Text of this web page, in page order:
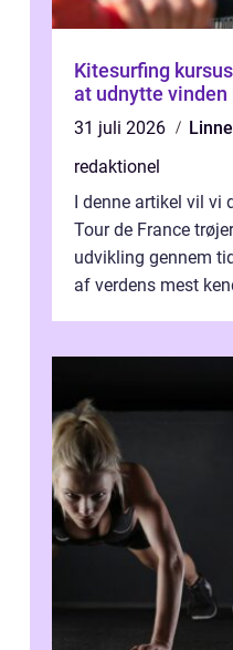
Kitesurfing
at udnytte vinden
31 juli 2026
redaktionel
I denne artikel vil vi
Tour de France
udvikling gennem
af verdens mest